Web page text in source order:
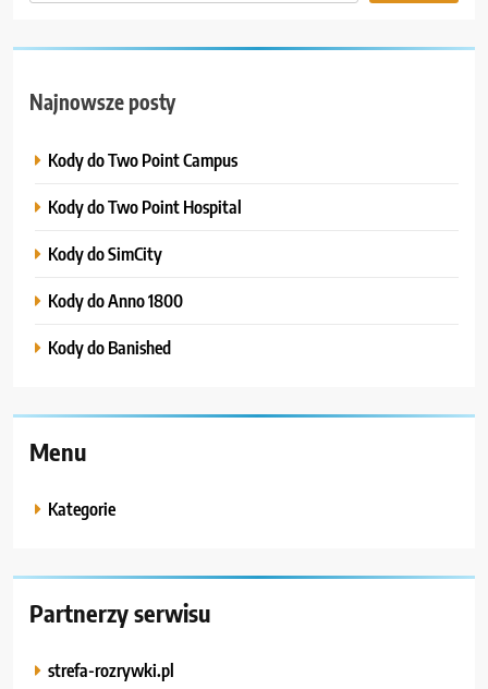
Najnowsze posty
Kody do Two Point Campus
Kody do Two Point Hospital
Kody do SimCity
Kody do Anno 1800
Kody do Banished
Menu
Kategorie
Partnerzy serwisu
strefa-rozrywki.pl